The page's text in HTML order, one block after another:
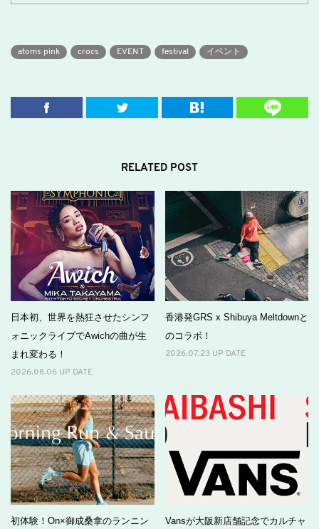
atoms pink crocs EVENT festival イベント
RELATED POST
日本初、世界を熱狂させたシンフ
ォニックライブでAwichの曲が⽣
まれ変わる！
2026.08.06 UP DATE
香港発GRS x Shibuya Meltdownと
のコラボ！
2026.07.23 UP DATE
初体験！On×御成桑拿のランニン Vansが大阪新店舗記念でカルチャ